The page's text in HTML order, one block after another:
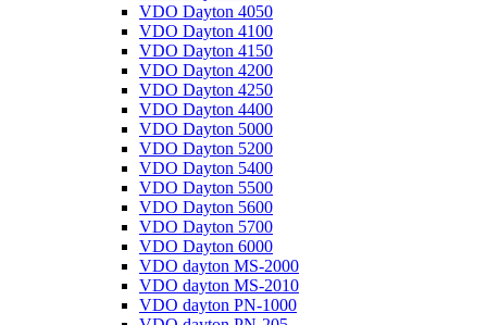
VDO Dayton 4050
VDO Dayton 4100
VDO Dayton 4150
VDO Dayton 4200
VDO Dayton 4250
VDO Dayton 4400
VDO Dayton 5000
VDO Dayton 5200
VDO Dayton 5400
VDO Dayton 5500
VDO Dayton 5600
VDO Dayton 5700
VDO Dayton 6000
VDO dayton MS-2000
VDO dayton MS-2010
VDO dayton PN-1000